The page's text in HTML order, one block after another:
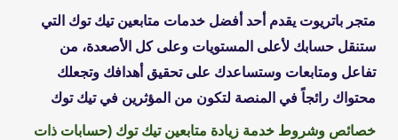
متجر باتريوت يقدم أحد أفضل خدمات متابعين تيك توك التي
ستنقل حسابك لأعلى المستويات وعلى كل الأصعدة، من
تفاعل ومتابعات وستساعدك على تحقيق أهدافك وتجعلك
محتواك رائجاً في المنصة لتكون من المؤثرين في تيك توك
خصائص وشروط خدمة زيادة متابعين تيك توك (حسابات ذات